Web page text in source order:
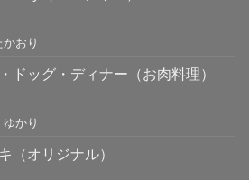
おり
ドッグ・ディナー（お肉料理）
かり
（オリジナル）